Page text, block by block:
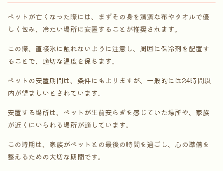
ペットが亡くなった際には、まずその身を清潔な布やタオルで優
しく包み、冷たい場所に安置することが推奨されます。
この際、直接氷に触れないように注意し、周囲に保冷剤を配置す
ることで、適切な温度を保ちます。
ペットの安置期間は、条件にもよりますが、一般的には24時間以
内が望ましいとされています。
安置する場所は、ペットが生前安らぎを感じていた場所や、家族
が近くにいられる場所が適しています。
この時期は、家族がペットとの最後の時間を過ごし、心の準備を
整えるための大切な期間です。